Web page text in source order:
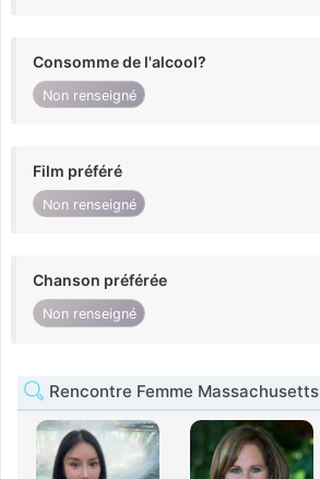
Consomme de l'alcool?
Non renseigné
Film préféré
Non renseigné
Chanson préférée
Non renseigné
Rencontre Femme Massachusetts